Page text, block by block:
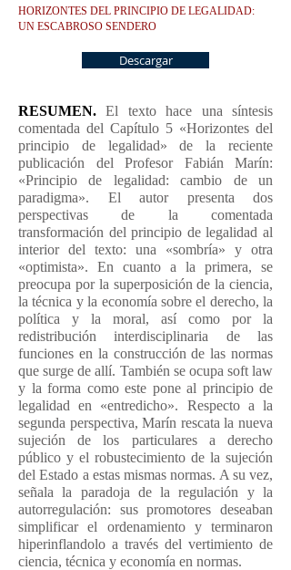
HORIZONTES DEL PRINCIPIO DE LEGALIDAD:
UN ESCABROSO SENDERO
Descargar
RESUMEN.El texto hace una síntesis
comentada del Capítulo 5 «Horizontes del
principio de legalidad» de la reciente
publicación del Profesor Fabián Marín:
«Principio de legalidad: cambio de un
paradigma». El autor presenta dos
perspectivas de la comentada
transformación del principio de legalidad al
interior del texto: una «sombría» y otra
«optimista». En cuanto a la primera, se
preocupa por la superposición de la ciencia,
la técnica y la economía sobre el derecho, la
política y la moral, así como por la
redistribución interdisciplinaria de las
funciones en la construcción de las normas
que surge de allí. También se ocupa soft law
y la forma como este pone al principio de
legalidad en «entredicho». Respecto a la
segunda perspectiva, Marín rescata la nueva
sujeción de los particulares a derecho
público y el robustecimiento de la sujeción
del Estado a estas mismas normas. A su vez,
señala la paradoja de la regulación y la
autorregulación: sus promotores deseaban
simplificar el ordenamiento y terminaron
hiperinflandolo a través del vertimiento de
ciencia, técnica y economía en normas.